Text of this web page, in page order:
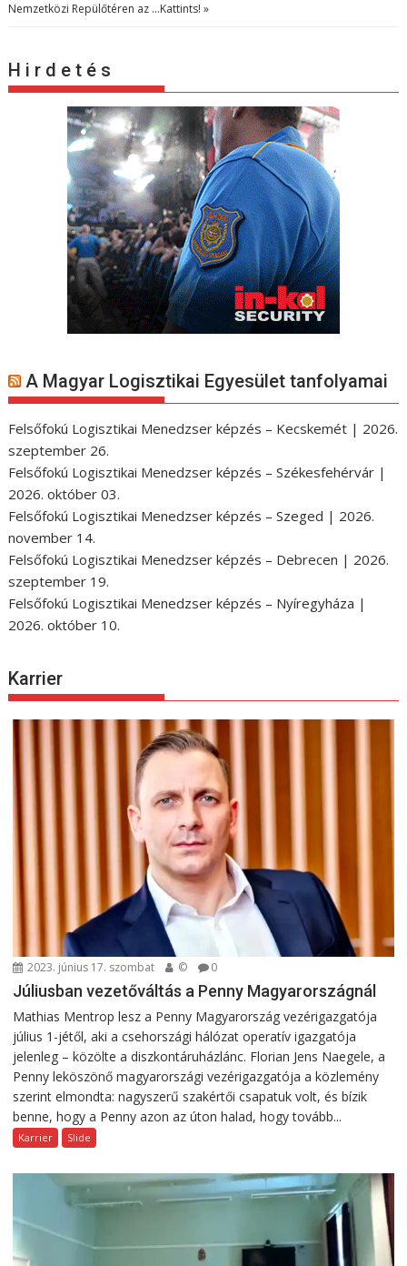
Nemzetközi Repülőtéren az …Kattints! »
H i r d e t é s
A Magyar Logisztikai Egyesület tanfolyamai
Felsőfokú Logisztikai Menedzser képzés – Kecskemét | 2026.
szeptember 26.
Felsőfokú Logisztikai Menedzser képzés – Székesfehérvár |
2026. október 03.
Felsőfokú Logisztikai Menedzser képzés – Szeged | 2026.
november 14.
Felsőfokú Logisztikai Menedzser képzés – Debrecen | 2026.
szeptember 19.
Felsőfokú Logisztikai Menedzser képzés – Nyíregyháza |
2026. október 10.
Karrier
2023. június 17. szombat © 0
Júliusban vezetőváltás a Penny Magyarországnál
Mathias Mentrop lesz a Penny Magyarország vezérigazgatója
július 1-jétől, aki a csehországi hálózat operatív igazgatója
jelenleg – közölte a diszkontáruházlánc. Florian Jens Naegele, a
Penny leköszönő magyarországi vezérigazgatója a közlemény
szerint elmondta: nagyszerű szakértői csapatuk volt, és bízik
benne, hogy a Penny azon az úton halad, hogy tovább...
Karrier Slide